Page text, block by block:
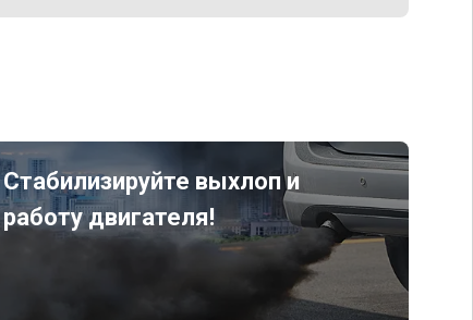
Стабилизируйте выхлоп и
работу двигателя!